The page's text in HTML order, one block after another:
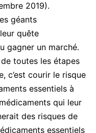
2019).
géants
quête
gagner un marché.
toutes les étapes
c’est courir le risque
essentiels à
qui leur
des risques de
essentiels